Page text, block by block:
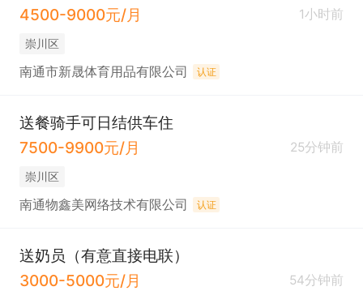
4500-9000元/月
1小时前
崇川区
南通市新晟体育用品有限公司 认证
送餐骑手可日结供车住
7500-9900元/月
25分钟前
崇川区
南通物鑫美网络技术有限公司 认证
送奶员（有意直接电联）
3000-5000元/月
54分钟前